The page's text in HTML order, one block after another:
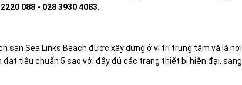
088 - 028 3930 4083.
sạn Sea Links Beach được xây dựng ở vị trí trung tâm và là nơi
đạt tiêu chuẩn 5 sao với đầy đủ các trang thiết bị hiện đại, sang